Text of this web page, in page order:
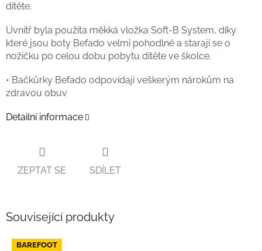
dítěte.
Uvnitř byla použita měkká vložka Soft-B System, díky
které jsou boty Befado velmi pohodlné a starají se o
nožičku po celou dobu pobytu dítěte ve školce.
• Bačkůrky Befado odpovídají veškerým nárokům na
zdravou obuv
Detailní informace
ZEPTAT SE SDÍLET
Související produkty
BAREFOOT